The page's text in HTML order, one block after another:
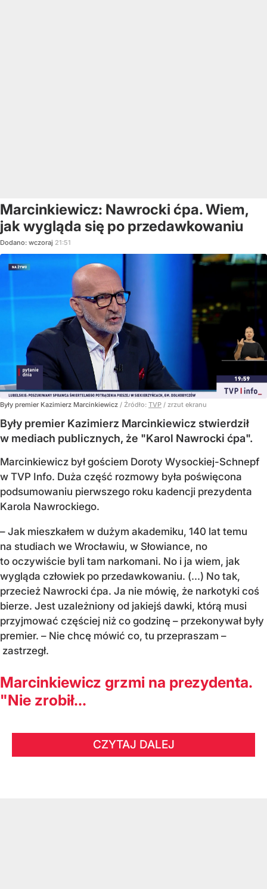
Marcinkiewicz: Nawrocki ćpa. Wiem,
jak wygląda się po przedawkowaniu
Dodano: wczoraj 21:51
Były premier Kazimierz Marcinkiewicz / Źródło: TVP / zrzut ekranu
Były premier Kazimierz Marcinkiewicz stwierdził
w mediach publicznych, że "Karol Nawrocki ćpa".
Marcinkiewicz był gościem Doroty Wysockiej-Schnepf
w TVP Info. Duża część rozmowy była poświęcona
podsumowaniu pierwszego roku kadencji prezydenta
Karola Nawrockiego.
– Jak mieszkałem w dużym akademiku, 140 lat temu
na studiach we Wrocławiu, w Słowiance, no
to oczywiście byli tam narkomani. No i ja wiem, jak
wygląda człowiek po przedawkowaniu. (...) No tak,
przecież Nawrocki ćpa. Ja nie mówię, że narkotyki coś
bierze. Jest uzależniony od jakiejś dawki, którą musi
przyjmować częściej niż co godzinę – przekonywał były
premier. – Nie chcę mówić co, tu przepraszam –
zastrzegł.
Marcinkiewicz grzmi na prezydenta.
"Nie zrobił...
CZYTAJ DALEJ